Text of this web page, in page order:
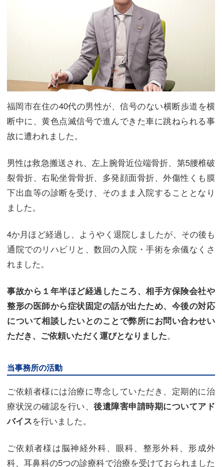
福岡市在住の40代の男性が、信号のない横断歩道を横
断中に、黄色点滅信号で進んできた車に跳ねられる事
故に遭われました。
男性は救急搬送され、左上腕骨近位端骨折、第5腰椎破
裂骨折、右恥坐骨骨折、多発顔面骨折、外傷性くも膜
下出血等の診断を受け、そのまま入院することとなり
ました。
4か月ほど経過し、ようやく退院しましたが、その後も
通院でのリハビリと、数回の入院・手術を余儀なくさ
れました。
事故から１年半ほど経過したころ、相手方保険会社や
整形の医師から症状固定の話が出たため、今後の対応
について相談したいとのことで弊所にお問い合わせい
ただき、ご依頼いただく運びとなりました。
当事務所の活動
ご依頼者様には治療に専念していただき、定期的に治
療状況の確認を行い、後遺障害申請時期についてアド
バイスを行いました。
ご依頼者様は脳神経外科、眼科、整形外科、形成外
科、耳鼻科の5つの診療科で治療を受けておられました